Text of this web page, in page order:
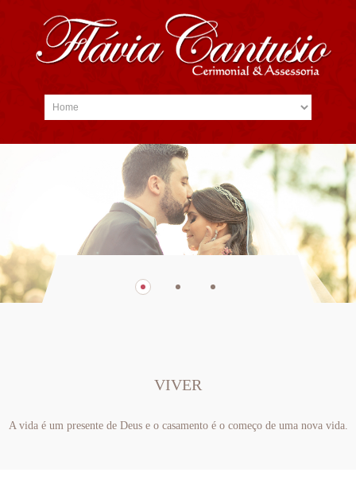
VIVER
A vida é um presente de Deus e o casamento é o começo de uma nova vida.